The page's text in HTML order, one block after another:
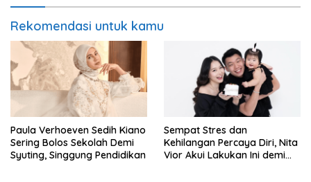
Rekomendasi untuk kamu
Paula Verhoeven Sedih Kiano
Sering Bolos Sekolah Demi
Syuting, Singgung Pendidikan
Sempat Stres dan
Kehilangan Percaya Diri, Nita
Vior Akui Lakukan Ini demi